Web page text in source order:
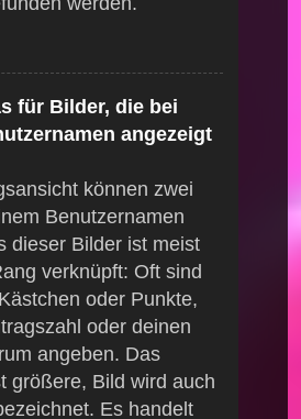
für Bilder, die bei
angezeigt
können zwei
Benutzernamen
dieser Bilder ist meist
verknüpft: Oft sind
oder Punkte,
oder deinen
angeben. Das
größere, Bild wird auch
Es handelt